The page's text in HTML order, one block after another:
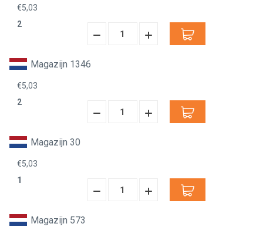
€5,03
2
Hoeveelheid
Hoeveelheid
Magazijn 1346
€5,03
2
Hoeveelheid
Hoeveelheid
Magazijn 30
€5,03
1
Hoeveelheid
Hoeveelheid
Magazijn 573